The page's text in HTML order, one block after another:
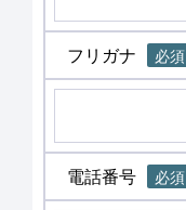
フリガナ 必須
電話番号 必須